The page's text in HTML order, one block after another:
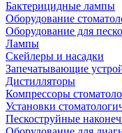
Бактерицидные лампы
Оборудование
Оборудование для
Лампы
Скейлеры и насадки
Запечатывающие
Дистилляторы
Компрессоры
Установки
Пескоструйные